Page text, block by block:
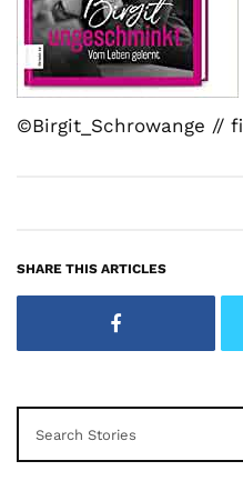
©Birgit_Schrowange //
SHARE THIS ARTICLES